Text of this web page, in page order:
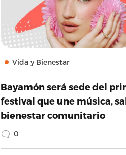
Vida y Bienestar
Bayamón será sede del
festival que une música,
bienestar comunitario
0